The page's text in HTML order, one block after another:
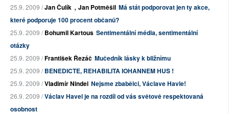
25.9. 2009 /Jan Čulík , Jan Potměšil Má stát podporovat jen ty akce,
které podporuje 100 procent občanů?
25.9. 2009 /Bohumil Kartous Sentimentální média, sentimentální
otázky
25.9. 2009 /František Řezáč Mučedník lásky k bližnímu
25.9. 2009 /BENEDICTE, REHABILITA IOHANNEM HUS !
25.9. 2009 /Vladimír Nindel Nejsme zbabělci, Václave Havle!
26.9. 2009 /Václav Havel je na rozdíl od vás světově respektovaná
osobnost